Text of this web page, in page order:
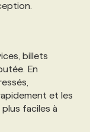
billets
En
et les
faciles à